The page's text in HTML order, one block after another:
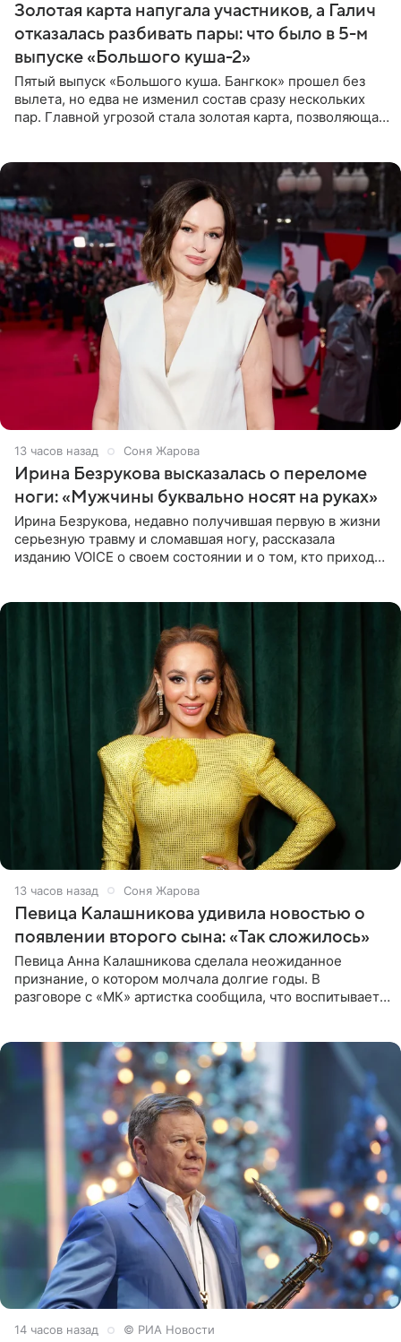
Золотая карта напугала участников, а Галич
отказалась разбивать пары: что было в 5-м
выпуске «Большого куша-2»
Пятый выпуск «Большого куша. Бангкок» прошел без
вылета, но едва не изменил состав сразу нескольких
пар. Главной угрозой стала золотая карта, позволяющая
13 часов назад Соня Жарова
Ирина Безрукова высказалась о переломе
ноги: «Мужчины буквально носят на руках»
Ирина Безрукова, недавно получившая первую в жизни
серьезную травму и сломавшая ногу, рассказала
изданию VOICE о своем состоянии и о том, кто приходит
13 часов назад Соня Жарова
Певица Калашникова удивила новостью о
появлении второго сына: «Так сложилось»
Певица Анна Калашникова сделала неожиданное
признание, о котором молчала долгие годы. В
разговоре с «МК» артистка сообщила, что воспитывает
14 часов назад © РИА Новости